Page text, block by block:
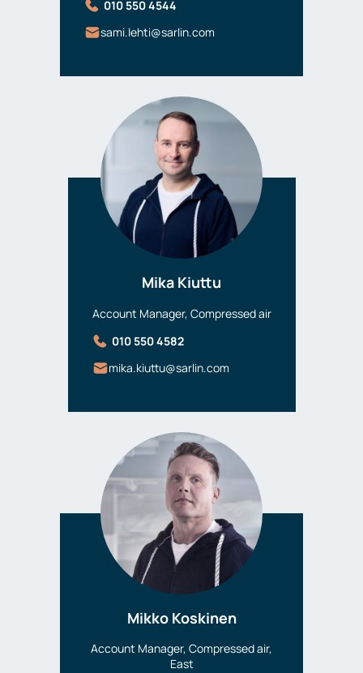
010 550 4544
sami.lehti@sarlin.com
Mika Kiuttu
Account Manager, Compressed air
010 550 4582
mika.kiuttu@sarlin.com
Mikko Koskinen
Account Manager, Compressed air,
East